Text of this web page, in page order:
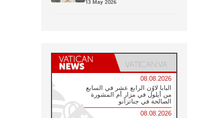
13 May 2026
08.08.2026
البابا لاوُن الرابع عشر في السابع
من أيلول في مزار أم المشورة
الصالحة في جناتزانو
08.08.2026